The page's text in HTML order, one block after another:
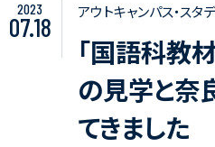
2023
07.18
アウトキャンパス・スタ
「国語科教
の見学と奈
てきました